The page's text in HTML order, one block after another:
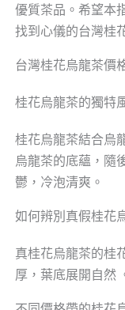
優質茶品。希望本
找到心儀的台灣桂
台灣桂花烏龍茶價
桂花烏龍茶的獨特
桂花烏龍茶結合烏
烏龍茶的底蘊，隨
鬱，冷泡清爽。
如何辨別真假桂花
真桂花烏龍茶的桂
厚，葉底展開自然